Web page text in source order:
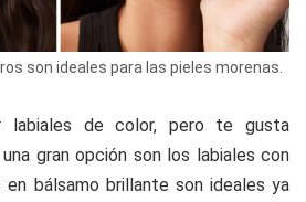
son ideales para las pieles morenas.
de color, pero te gusta
gran opción son los labiales con
en bálsamo brillante son ideales ya